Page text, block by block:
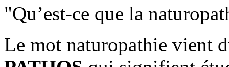
"Qu’est-ce que la
Le mot naturopathie vient